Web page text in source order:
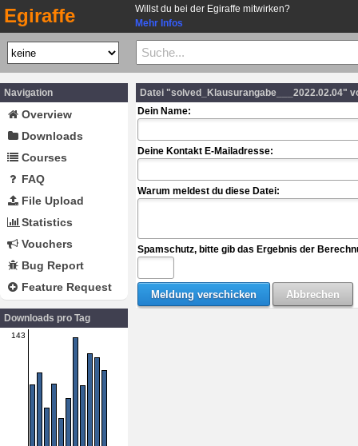
Egiraffe
Willst du bei der Egiraffe mitwirken?
Mehr Infos
Navigation
Overview
Downloads
Courses
FAQ
File Upload
Statistics
Vouchers
Bug Report
Feature Request
Downloads pro Tag
143
Datei "solved_Klausurangabe___2022.02.04"
Dein Name:
Deine Kontakt E-Mailadresse:
Warum meldest du diese Datei:
Spamschutz, bitte gib das Ergebnis der